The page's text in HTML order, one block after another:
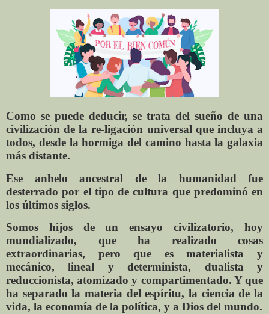
Como se puede deducir, se trata del sueño de una
civilización de la re-ligación universal que incluya a
todos, desde la hormiga del camino hasta la galaxia
más distante.
Ese anhelo ancestral de la humanidad fue
desterrado por el tipo de cultura que predominó en
los últimos siglos.
Somos hijos de un ensayo civilizatorio, hoy
mundializado, que ha realizado cosas
extraordinarias, pero que es materialista y
mecánico, lineal y determinista, dualista y
reduccionista, atomizado y compartimentado. Y que
ha separado la materia del espíritu, la ciencia de la
vida, la economía de la política, y a Dios del mundo.